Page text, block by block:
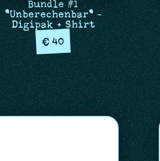
Bundle #1
"Unberechenbar" -
Digipak + Shirt
€ 40